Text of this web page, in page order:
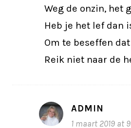
Weg de onzin, het
Heb je het lef dan
Om te beseffen
Reik niet naar de
ADMIN
1 maart 2019 at